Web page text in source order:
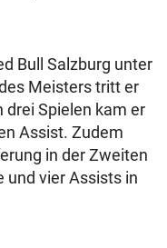
Bull Salzburg unter
Meisters tritt er
drei Spielen kam er
Assist. Zudem
in der Zweiten
und vier Assists in